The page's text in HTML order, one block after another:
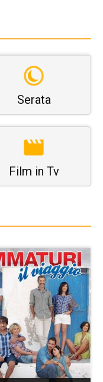
Serata
Film in Tv